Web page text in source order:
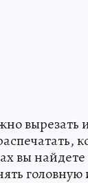
вырезать
вы найдете